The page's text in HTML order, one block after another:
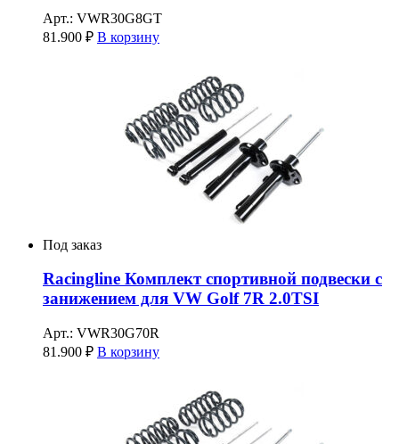
Арт.: VWR30G8GT
81.900 ₽ В корзину
Под заказ
Racingline Комплект спортивной подвески с
занижением для VW Golf 7R 2.0TSI
Арт.: VWR30G70R
81.900 ₽ В корзину